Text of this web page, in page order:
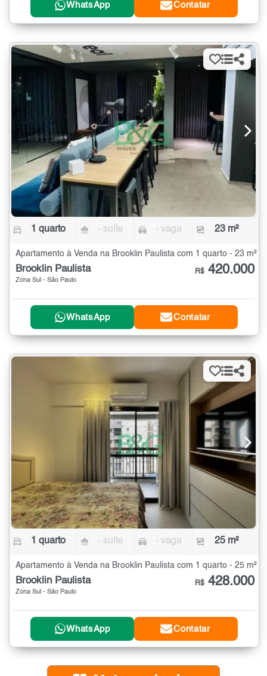
WhatsApp Contatar
1 quarto - suíte - vaga 23 m²
Apartamento à Venda na Brooklin Paulista com 1 quarto - 23 m²
Brooklin Paulista
Zona Sul - São Paulo
R$ 420.000
WhatsApp Contatar
1 quarto - suíte - vaga 25 m²
Apartamento à Venda na Brooklin Paulista com 1 quarto - 25 m²
Brooklin Paulista
Zona Sul - São Paulo
R$ 428.000
WhatsApp Contatar